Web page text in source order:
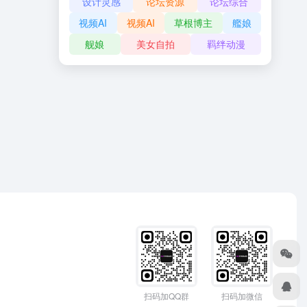
视频AI
视频AI 草根博主
艦娘
舰娘
美女自拍 羁绊动漫
扫码加QQ群 扫码加微信